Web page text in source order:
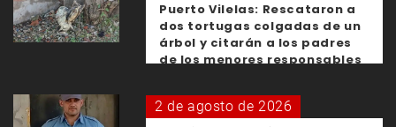
Puerto Vilelas: Rescataron a
dos tortugas colgadas de un
árbol y citarán a los padres
de los menores responsables
2 de agosto de 2026